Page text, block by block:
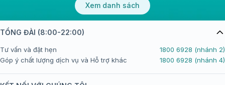
Xem danh sách
TỔNG ĐÀI (8:00-22:00)
Tư vấn và đặt hẹn
1800 6928 (nhánh 2)
Góp ý chất lượng dịch vụ và Hỗ trợ khác
1800 6928 (nhánh 4)